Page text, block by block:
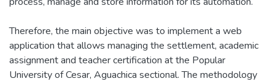
Therefore, the main objective was to implement a web
application that allows managing the settlement, academic
assignment and teacher certification at the Popular
University of Cesar, Aguachica sectional. The methodology